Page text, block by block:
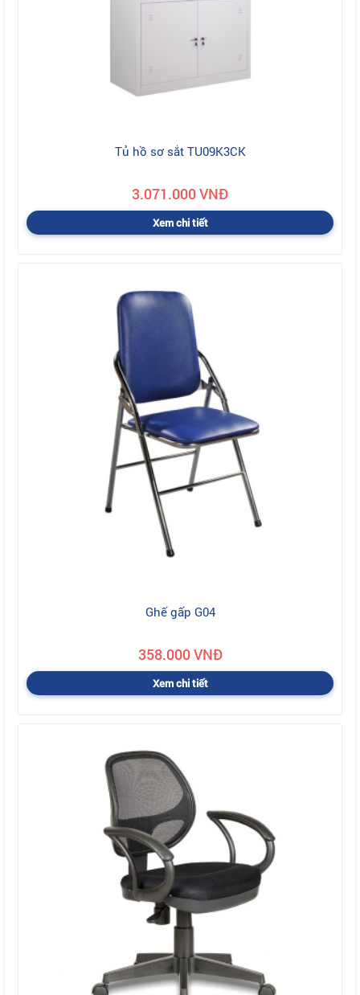
Tủ hồ sơ sắt TU09K3CK
3.071.000 VNĐ
Xem chi tiết
Ghế gấp G04
358.000 VNĐ
Xem chi tiết